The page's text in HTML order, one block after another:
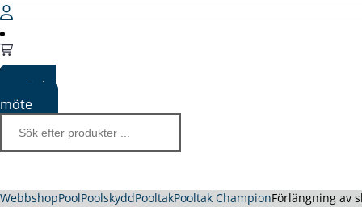
Boka
möte
WebbshopPoolPoolskyddPooltakPooltak ChampionFörlängning av